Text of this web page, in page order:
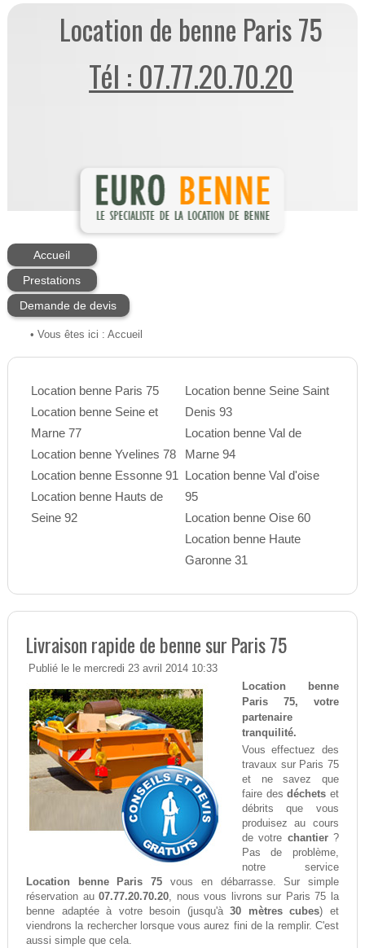
Location de benne Paris 75
Tél : 07.77.20.70.20
Accueil
Prestations
Demande de devis
• Vous êtes ici : Accueil
Location benne Paris 75
Location benne Seine et
Marne 77
Location benne Yvelines 78
Location benne Essonne 91
Location benne Hauts de
Seine 92
Location benne Seine Saint
Denis 93
Location benne Val de
Marne 94
Location benne Val d'oise
95
Location benne Oise 60
Location benne Haute
Garonne 31
Livraison rapide de benne sur Paris 75
Publié le le mercredi 23 avril 2014 10:33
Location benne
Paris 75, votre
partenaire
tranquilité.
Vous effectuez des
travaux sur Paris 75
et ne savez que
faire desdéchets et
débrits que vous
produisez au cours
de votre chantier?
Pas de problème,
notre service
Location benne Paris 75 vous en débarrasse. Sur simple
réservation au07.77.20.70.20, nous vous livrons sur Paris 75 la
benne adaptée à votre besoin (jusqu'à30 mètres cubes) et
viendrons la rechercher lorsque vous aurez fini de la remplir. C'est
aussi simple que cela.